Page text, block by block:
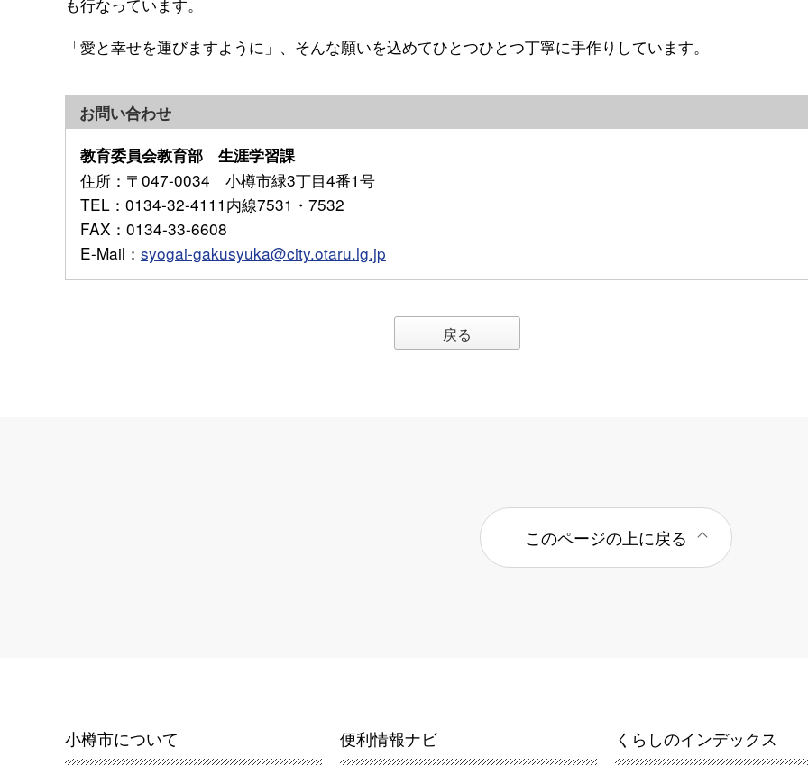
「愛と幸せを運びますように」、そんな願いを込めてひとつひとつ丁寧に手作りしています。
お問い合わせ
教育委員会教育部 生涯学習課
住所 ：〒047-0034 小樽市緑3丁目4番1号
TEL ：0134-32-4111内線7531・7532
FAX ：0134-33-6608
E-Mail ： syogai-gakusyuka@city.otaru.lg.jp
戻る
このページの上に戻る
小樽市について 便利情報ナビ くらしのインデックス